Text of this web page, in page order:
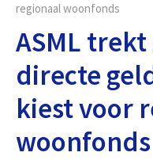
regionaal woonfonds
ASML
directe
kiest voor
woonfonds